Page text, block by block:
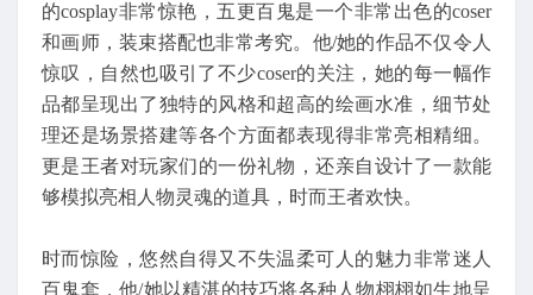
的cosplay非常惊艳，五更百鬼是一个非常出色的coser
和画师，装束搭配也非常考究。他/她的作品不仅令人
惊叹，自然也吸引了不少coser的关注，她的每一幅作
品都呈现出了独特的风格和超高的绘画水准，细节处
理还是场景搭建等各个方面都表现得非常亮相精细。
更是王者对玩家们的一份礼物，还亲自设计了一款能
够模拟亮相人物灵魂的道具，时而王者欢快。
时而惊险，悠然自得又不失温柔可人的魅力非常迷人
百鬼套，他/她以精湛的技巧将各种人物栩栩如生地呈